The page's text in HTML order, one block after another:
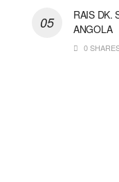
RAIS DK.
ANGOLA
0